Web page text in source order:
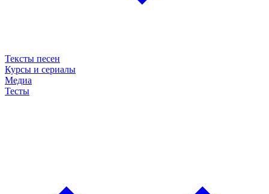
Тексты песен
Курсы и сериалы
Медиа
Тесты